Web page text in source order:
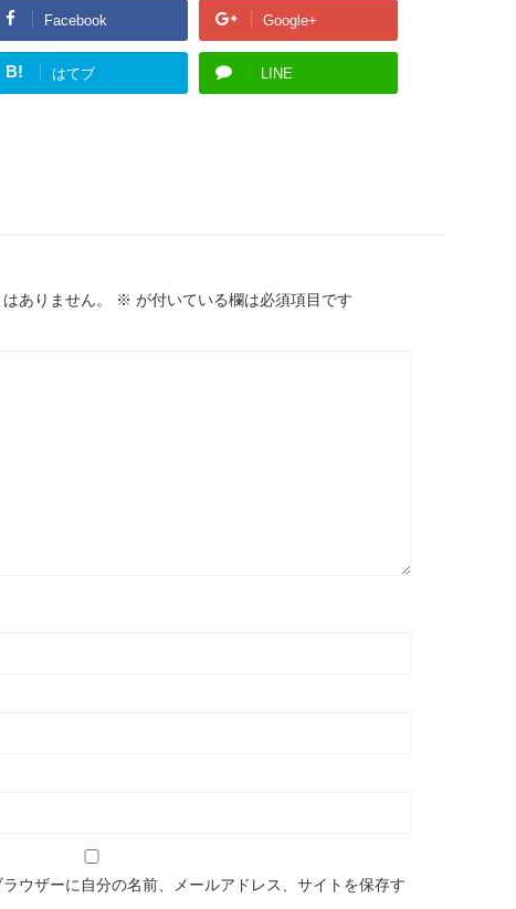
Facebook Google+
B! はてブ LINE
ありません。 ※ が付いている欄は必須項目です
ウザーに自分の名前、メールアドレス、サイトを保存す